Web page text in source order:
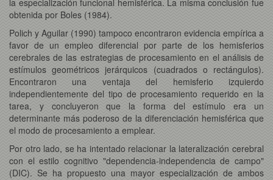
obtenida por Boles (1984).
Polich y Aguilar (1990) tampoco encontraron evidencia empírica a
favor de un empleo diferencial por parte de los hemisferios
cerebrales de las estrategias de procesamiento en el análisis de
estímulos geométricos jerárquicos (cuadrados o rectángulos).
Encontraron una ventaja del hemisferio izquierdo
independientemente del tipo de procesamiento requerido en la
tarea, y concluyeron que la forma del estímulo era un
determinante más poderoso de la diferenciación hemisférica que
el modo de procesamiento a emplear.
Por otro lado, se ha intentado relacionar la lateralización cerebral
con el estilo cognitivo "dependencia-independencia de campo"
(DIC). Se ha propuesto una mayor especialización de ambos